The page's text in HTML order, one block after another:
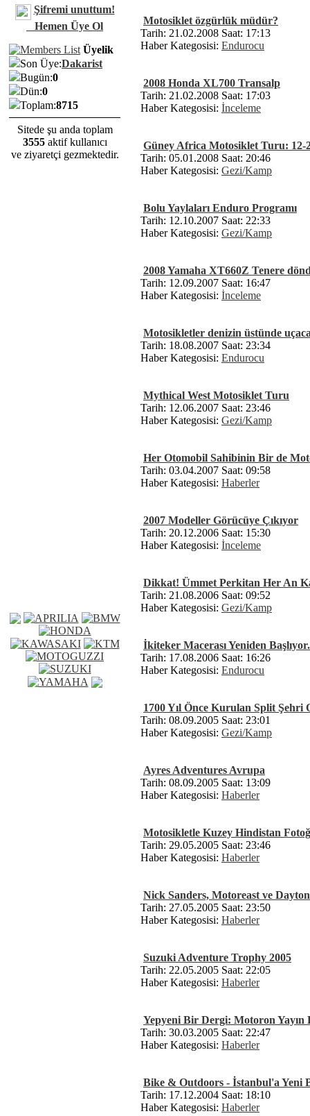
Şifremi unuttum!
Hemen Üye Ol
Üyelik
Son Üye:Dakarist
Bugün:0
Dün:0
Toplam:8715
Sitede şu anda toplam
3555aktif kullanıcı
ve ziyaretçi gezmektedir.
Motosiklet özgürlük müdür?
Tarih: 21.02.2008 Saat: 17:13
Haber Kategosisi: Endurocu
2008 Honda XL700 Transalp
Tarih: 21.02.2008 Saat: 17:03
Haber Kategosisi: İnceleme
Güney Africa Motosiklet Turu: 12-
Tarih: 05.01.2008 Saat: 20:46
Haber Kategosisi: Gezi/Kamp
Bolu Yaylaları Enduro Programı
Tarih: 12.10.2007 Saat: 22:33
Haber Kategosisi: Gezi/Kamp
2008 Yamaha XT660Z Tenere
Tarih: 12.09.2007 Saat: 16:47
Haber Kategosisi: İnceleme
Motosikletler denizin üstünde
Tarih: 18.08.2007 Saat: 23:34
Haber Kategosisi: Endurocu
Mythical West Motosiklet Turu
Tarih: 12.06.2007 Saat: 23:46
Haber Kategosisi: Gezi/Kamp
Her Otomobil Sahibinin Bir de
Tarih: 03.04.2007 Saat: 09:58
Haber Kategosisi: Haberler
2007 Modeller Görücüye Çıkıyor
Tarih: 20.12.2006 Saat: 15:30
Haber Kategosisi: İnceleme
Dikkat! Ümmet Perkitan Her An
Tarih: 21.08.2006 Saat: 09:52
Haber Kategosisi: Gezi/Kamp
İkiteker Macerası Yeniden
Tarih: 17.08.2006 Saat: 16:26
Haber Kategosisi: Endurocu
1700 Yıl Önce Kurulan Split
Tarih: 08.09.2005 Saat: 23:01
Haber Kategosisi: Gezi/Kamp
Ayres Adventures Avrupa
Tarih: 08.09.2005 Saat: 13:09
Haber Kategosisi: Haberler
Motosikletle Kuzey Hindistan
Tarih: 29.05.2005 Saat: 23:46
Haber Kategosisi: Haberler
Nick Sanders, Motoreast ve
Tarih: 27.05.2005 Saat: 23:50
Haber Kategosisi: Haberler
Suzuki Adventure Trophy 2005
Tarih: 22.05.2005 Saat: 22:05
Haber Kategosisi: Haberler
Yepyeni Bir Dergi: Motoron Yayın
Tarih: 30.03.2005 Saat: 22:47
Haber Kategosisi: Haberler
Bike & Outdoors - İstanbul'a Yeni
Tarih: 17.12.2004 Saat: 18:10
Haber Kategosisi: Haberler